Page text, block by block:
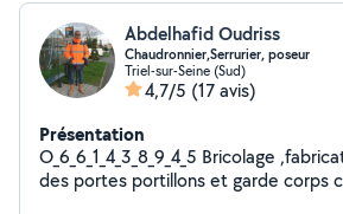
Abdelhafid Oudriss
Chaudronnier,Serrurier, poseur
Triel-sur-Seine (Sud)
4,7/5 (17 avis)
Présentation
O_6_6_1_4_3_8_9_4_5 Bricolage
des portes portillons et garde corps